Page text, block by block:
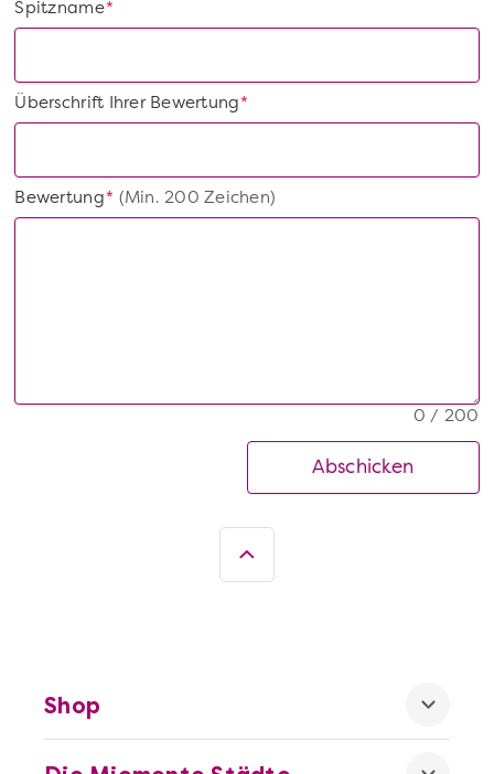
*
Spitzname
*
Überschrift Ihrer Bewertung
*
Bewertung(Min. 200 Zeichen)
0 / 200
Abschicken
Shop